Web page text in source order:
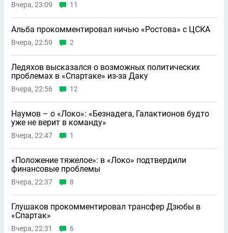
Вчера, 23:09 11
Альба прокомментировал ничью «Ростова» с ЦСКА
Вчера, 22:59 2
Ледяхов высказался о возможных политических
проблемах в «Спартаке» из-за Даку
Вчера, 22:56 12
Наумов – о «Локо»: «Безнадега, Галактионов будто
уже не верит в команду»
Вчера, 22:47 1
«Положение тяжелое»: в «Локо» подтвердили
финансовые проблемы
Вчера, 22:37 8
Глушаков прокомментировал трансфер Дзюбы в
«Спартак»
Вчера, 22:31 6